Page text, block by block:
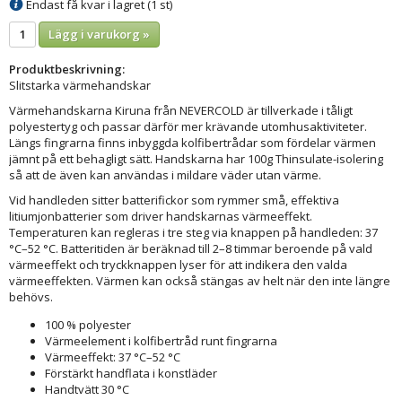
Endast få kvar i lagret (1 st)
Lägg i varukorg »
Produktbeskrivning:
Slitstarka värmehandskar
Värmehandskarna Kiruna från NEVERCOLD är tillverkade i tåligt
polyestertyg och passar därför mer krävande utomhusaktiviteter.
Längs fingrarna finns inbyggda kolfibertrådar som fördelar värmen
jämnt på ett behagligt sätt. Handskarna har 100g Thinsulate-isolering
så att de även kan användas i mildare väder utan värme.
Vid handleden sitter batterifickor som rymmer små, effektiva
litiumjonbatterier som driver handskarnas värmeeffekt.
Temperaturen kan regleras i tre steg via knappen på handleden: 37
°C–52 °C. Batteritiden är beräknad till 2–8 timmar beroende på vald
värmeeffekt och tryckknappen lyser för att indikera den valda
värmeeffekten. Värmen kan också stängas av helt när den inte längre
behövs.
100 % polyester
Värmeelement i kolfibertråd runt fingrarna
Värmeeffekt: 37 °C–52 °C
Förstärkt handflata i konstläder
Handtvätt 30 °C